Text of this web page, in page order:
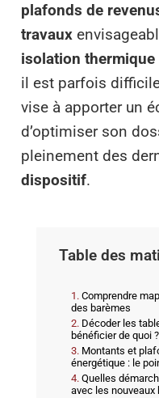
plafonds de
travaux
isolation thermique
il est parfois difficile
vise à apporter un
d’optimiser son
pleinement des
dispositif.
Table des
Comprendre
des barèmes
Décoder les
bénéficier de quoi ?
Montants et
énergétique : le
Quelles
avec les nouveaux